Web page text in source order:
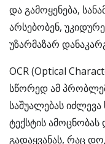
და გამოყენება,
არსებობენ,
უზარმაზარ
OCR (Optical
სწორედ ამ
საშუალებას
ტექსტის
გადაყვანას, რაც